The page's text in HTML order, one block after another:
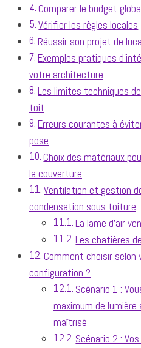
Comparer le budget
Vérifier les règles locales
Réussir son projet de
Exemples pratiques
votre architecture
Les limites techniques
toit
Erreurs courantes à
pose
Choix des matériaux
la couverture
Ventilation et gestion
condensation sous toiture
La lame d'air
Les chatières
Comment choisir selon
configuration ?
Scénario 1 :
maximum de lumière
maîtrisé
Scénario 2 :